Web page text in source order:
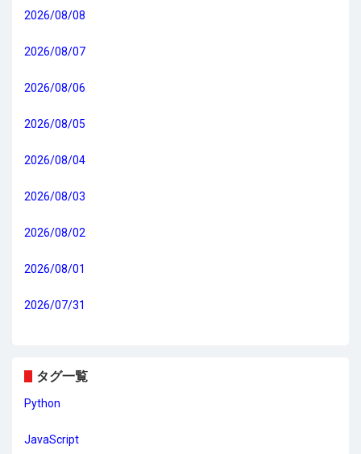
2026/08/08
2026/08/07
2026/08/06
2026/08/05
2026/08/04
2026/08/03
2026/08/02
2026/08/01
2026/07/31
タグ一覧
Python
JavaScript